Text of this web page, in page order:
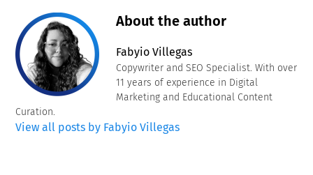
About the author
Fabyio Villegas
Copywriter and SEO Specialist. With over
11 years of experience in Digital
Marketing and Educational Content
Curation.
View all posts by Fabyio Villegas